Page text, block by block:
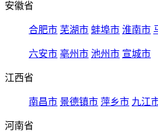
安徽省
合肥市 芜湖市 蚌埠市 淮南市
六安市 亳州市 池州市 宣城市
江西省
南昌市 景德镇市 萍乡市 九江
河南省